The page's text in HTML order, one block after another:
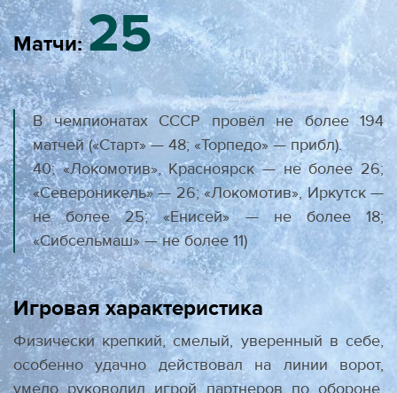
Матчи:25
В чемпионатах СССР провёл не более 194
матчей («Старт» — 48; «Торпе­до» — прибл).
40; «Локомотив», Красноярск — не более 26;
«Се­вероникель» — 26; «Локомотив», Иркутск —
не более 25; «Енисей» — не более 18;
«Сибсельмаш» — не более 11)
Игровая характеристика
Физически крепкий, смелый, уверенный в себе,
особенно удачно действовал на линии ворот,